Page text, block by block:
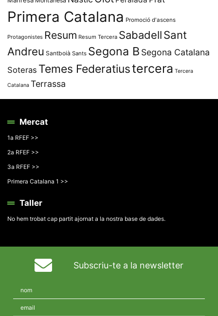
Primera Catalana Promoció d'ascens
Protagonistes Resum Resum Tercera SabadellSant
Andreu Santboià Sants Segona B Segona Catalana
Soteras Temes Federatiustercera Tercera
Catalana Terrassa
Mercat
1a RFEF >>
2a RFEF >>
3a RFEF >>
Primera Catalana 1 >>
Taller
No hem trobat cap partit ajornat a la nostra base de dades.
Subscriu-te a la newsletter